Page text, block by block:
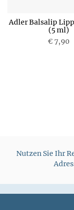
Adler Balsalip
(5 ml)
€ 7,90
Nutzen Sie Ihr